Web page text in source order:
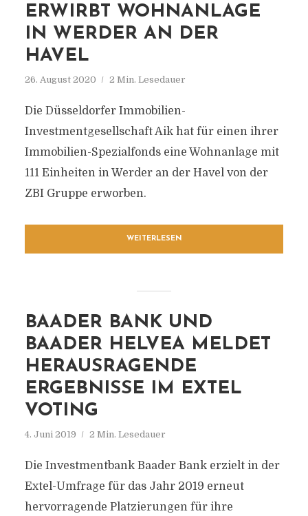
ERWIRBT WOHNANLAGE
IN WERDER AN DER
HAVEL
26. August 2020 2 Min. Lesedauer
Die Düsseldorfer Immobilien-
Investmentgesellschaft Aik hat für einen ihrer
Immobilien-Spezialfonds eine Wohnanlage mit
111 Einheiten in Werder an der Havel von der
ZBI Gruppe erworben.
WEITERLESEN
BAADER BANK UND
BAADER HELVEA MELDET
HERAUSRAGENDE
ERGEBNISSE IM EXTEL
VOTING
4. Juni 2019 2 Min. Lesedauer
Die Investmentbank Baader Bank erzielt in der
Extel-Umfrage für das Jahr 2019 erneut
hervorragende Platzierungen für ihre